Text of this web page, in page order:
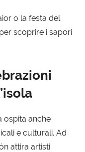
o la festa del
scoprire i sapori
ospita anche
e culturali. Ad
attira artisti